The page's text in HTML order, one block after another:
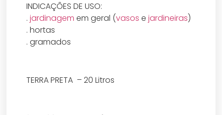
INDICAÇÕES DE USO:
.jardinagem em geral (vasos ejardineiras)
. hortas
. gramados
TERRA PRETA – 20 Litros